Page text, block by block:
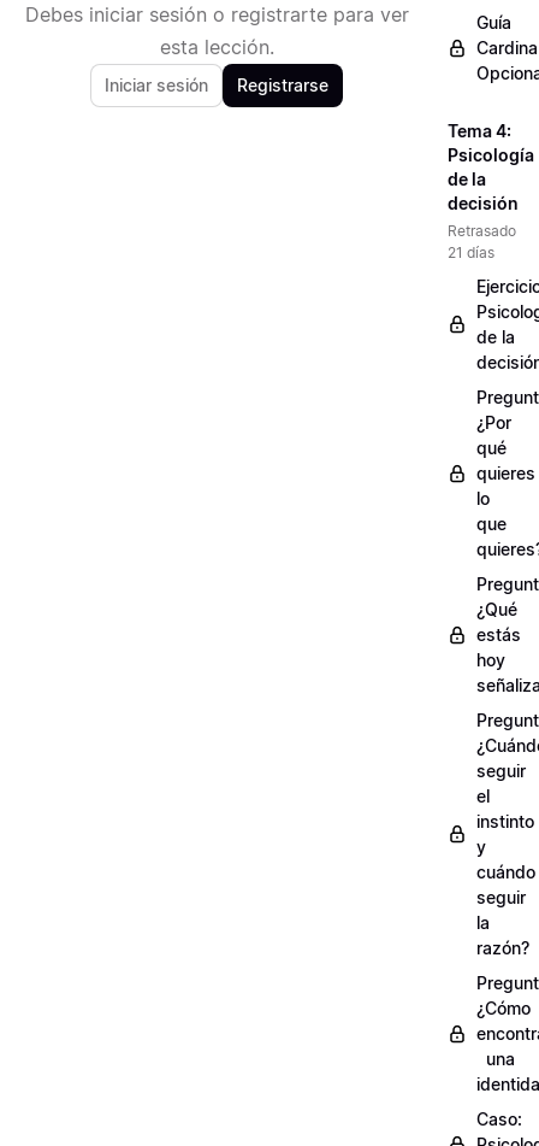
Debes iniciar sesión o registrarte para ver
esta lección.
Iniciar sesión Registrarse
Guía
Tema 4:
Psicología
de la
decisión
Retrasado
21 días
de la
¿Por
qué
quieres
lo
que
¿Qué
estás
hoy
seguir
el
instinto
y
cuándo
seguir
la
razón?
¿Cómo
una
Caso: